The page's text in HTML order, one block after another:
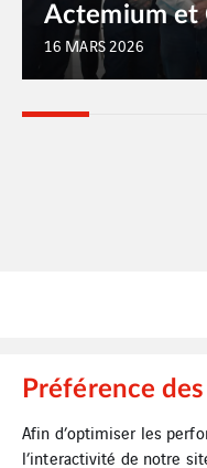
16 MARS 2026
Préférence
Afin d’optimiser les
l’interactivité de notre